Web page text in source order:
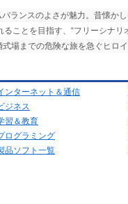
ランスのよさが魅力。昔懐か
ることを目指す、“フリーシナリ
式場までの危険な旅を急ぐヒロ
ンターネット＆通信
ジネス
習＆教育
ログラミング
品ソフト一覧